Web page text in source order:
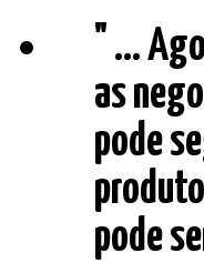
" ...
as
pode
pode